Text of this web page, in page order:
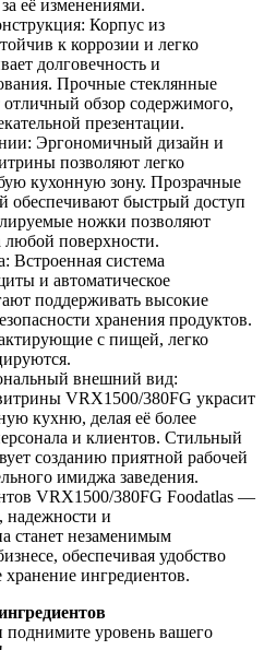
её изменениями.
Корпус из
к коррозии и легко
долговечность и
Прочные стеклянные
обзор содержимого,
презентации.
Эргономичный дизайн и
позволяют легко
кухонную зону. Прозрачные
обеспечивают быстрый доступ
ножки позволяют
любой поверхности.
Встроенная система
и автоматическое
поддерживать высокие
хранения продуктов.
с пищей, легко
внешний вид:
VRX1500/380FG украсит
кухню, делая её более
и клиентов. Стильный
созданию приятной рабочей
имиджа заведения.
VRX1500/380FG Foodatlas —
надежности и
станет незаменимым
обеспечивая удобство
ингредиентов.
поднимите уровень вашего